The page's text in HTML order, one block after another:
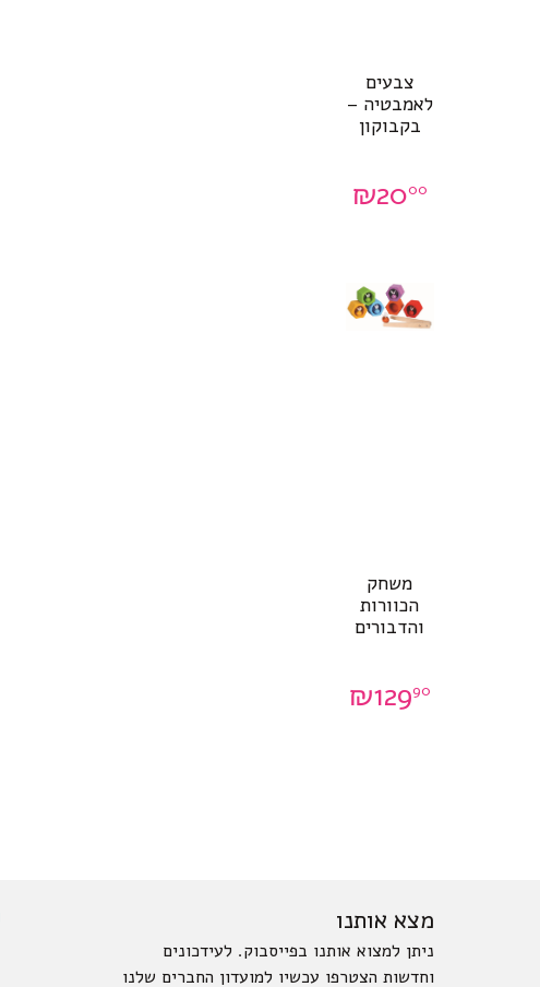
צבעים
לאמבטיה –
בקבוקון
₪2000
משחק
הכוורות
והדבורים
₪12990
מצא אותנו
ניתן למצוא אותנו בפייסבוק. לעידכונים
וחדשות הצטרפו עכשיו למועדון החברים שלנו